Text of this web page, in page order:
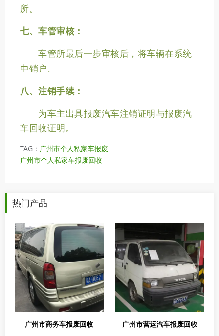
所。
七、车管审核：
车管所最后一步审核后，将车辆在系统
中销户。
八、注销手续：
为车主出具报废汽车注销证明与报废汽
车回收证明。
TAG： 广州市个人私家车报废
广州市个人私家车报废回收
热门产品
广州市商务车报废回收 广州市营运汽车报废回收